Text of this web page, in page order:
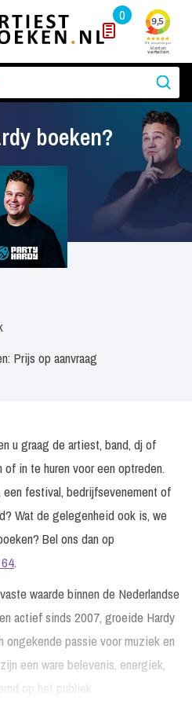
0
boeken?
Prijs op aanvraag
u graag de artiest, band, dj of
in te huren voor een optreden.
festival, bedrijfsevenement of
Wat de gelegenheid ook is, we
Bel ons dan op
.
waarde binnen de Nederlandse
actief sinds 2007, groeide Hardy
passie voor muziek en
een ware belevenis, energiek,
op het publiek.